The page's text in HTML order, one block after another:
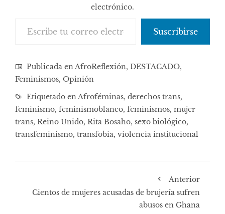
electrónico.
Suscribirse
Publicada enAfroReflexión, DESTACADO,
Feminismos, Opinión
Etiquetado enAfroféminas, derechos trans,
feminismo, feminismoblanco, feminismos, mujer
trans, Reino Unido, Rita Bosaho, sexo biológico,
transfeminismo, transfobia, violencia institucional
Anterior
Cientos de mujeres acusadas de brujería sufren
abusos en Ghana